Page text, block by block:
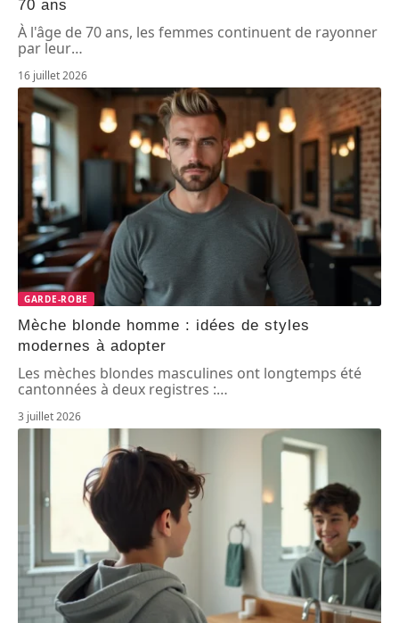
70 ans
À l'âge de 70 ans, les femmes continuent de rayonner
par leur…
16 juillet 2026
GARDE-ROBE
Mèche blonde homme : idées de styles
modernes à adopter
Les mèches blondes masculines ont longtemps été
cantonnées à deux registres :…
3 juillet 2026